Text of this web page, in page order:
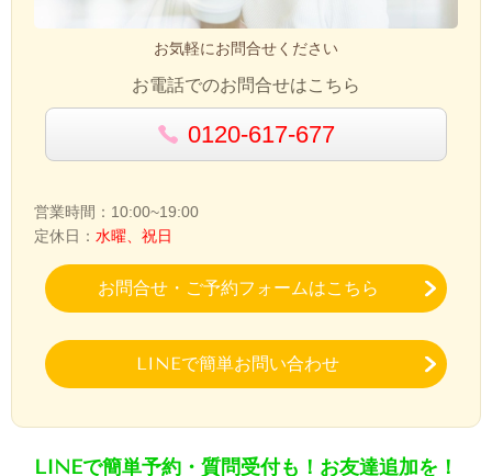
お気軽にお問合せください
お電話でのお問合せはこちら
0120-617-677
営業時間：10:00~19:00
定休日： 水曜、祝日
お問合せ・ご予約フォームはこちら
LINEで簡単お問い合わせ
LINEで簡単予約・質問受付も！お友達追加を！